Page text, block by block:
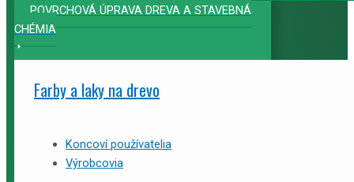
POVRCHOVÁ ÚPRAVA DREVA A STAVEBNÁ
CHÉMIA
Farby a laky na drevo
Koncoví používatelia
Výrobcovia